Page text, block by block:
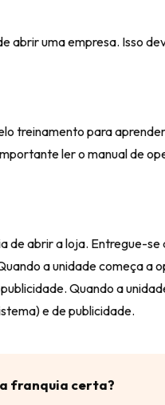
abrir uma empresa. Isso
treinamento para
ler o manual de
de abrir a loja. Entregue-
a unidade começa a
Quando a
e de publicidade.
franquia certa?